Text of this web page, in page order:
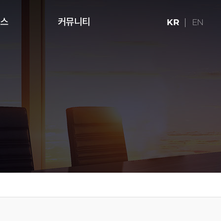
미디어 아트
커뮤니티 KR EN